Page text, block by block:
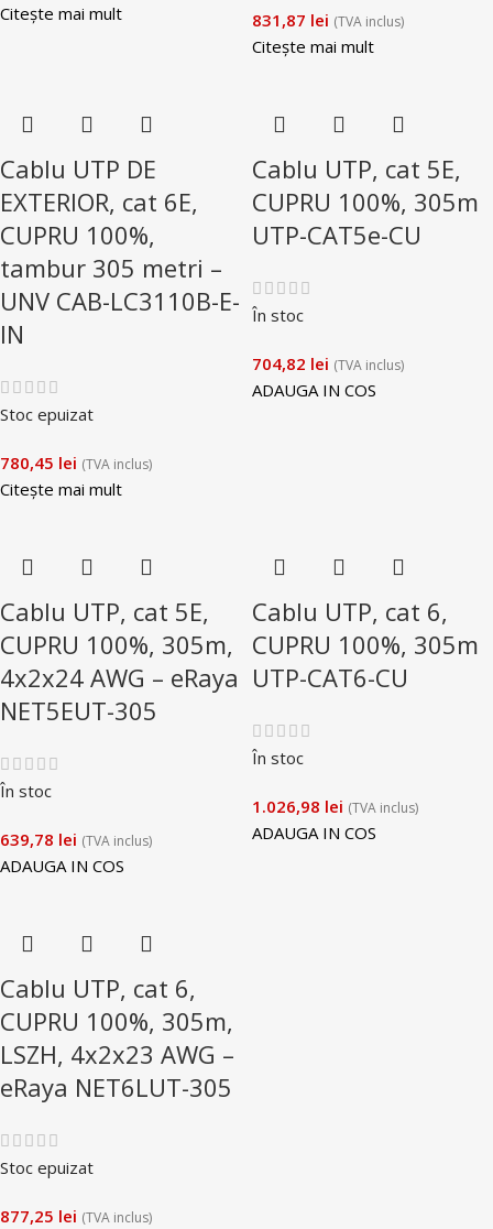
Citește mai mult 831,87 lei (TVA inclus)
Citește mai mult
Cablu UTP DE
EXTERIOR, cat 6E,
CUPRU 100%,
tambur 305 metri –
UNV CAB-LC3110B-E-
IN
Stoc epuizat
780,45 lei (TVA inclus)
Citește mai mult
Cablu UTP, cat 5E,
CUPRU 100%, 305m
UTP-CAT5e-CU
În stoc
704,82 lei (TVA inclus)
ADAUGA IN COS
Cablu UTP, cat 5E,
CUPRU 100%, 305m,
4x2x24 AWG – eRaya
NET5EUT-305
În stoc
639,78 lei (TVA inclus)
ADAUGA IN COS
Cablu UTP, cat 6,
CUPRU 100%, 305m
UTP-CAT6-CU
În stoc
1.026,98 lei (TVA inclus)
ADAUGA IN COS
Cablu UTP, cat 6,
CUPRU 100%, 305m,
LSZH, 4x2x23 AWG –
eRaya NET6LUT-305
Stoc epuizat
877,25 lei (TVA inclus)